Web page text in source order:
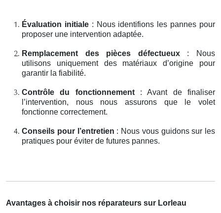
Évaluation initiale: Nous identifions les pannes pour
proposer une intervention adaptée.
Remplacement des pièces défectueux: Nous
utilisons uniquement des matériaux d’origine pour
garantir la fiabilité.
Contrôle du fonctionnement: Avant de finaliser
l’intervention, nous nous assurons que le volet
fonctionne correctement.
Conseils pour l’entretien : Nous vous guidons sur les
pratiques pour éviter de futures pannes.
Avantages à choisir nos réparateurs sur Lorleau